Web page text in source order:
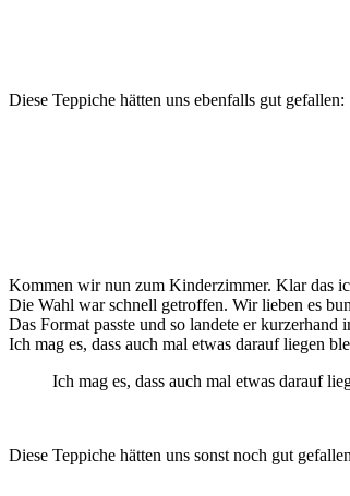
Diese Teppiche hätten uns ebenfalls gut gefallen:
Kommen wir nun zum Kinderzimmer. Klar das
Die Wahl war schnell getroffen. Wir lieben es
Das Format passte und so landete er
Ich mag es, dass auch mal etwas darauf liegen
Ich mag es, dass auch mal etwas darauf
Diese Teppiche hätten uns sonst noch gut